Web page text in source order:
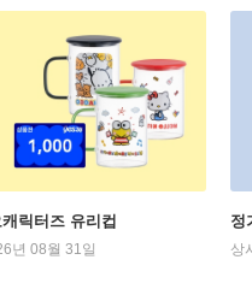
릭터즈 유리컵
년 08월 31일
정
상